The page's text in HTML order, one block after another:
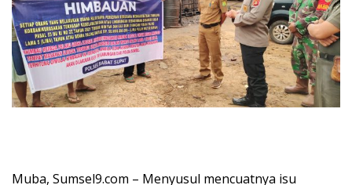
Muba, Sumsel9.com – Menyusul mencuatnya isu